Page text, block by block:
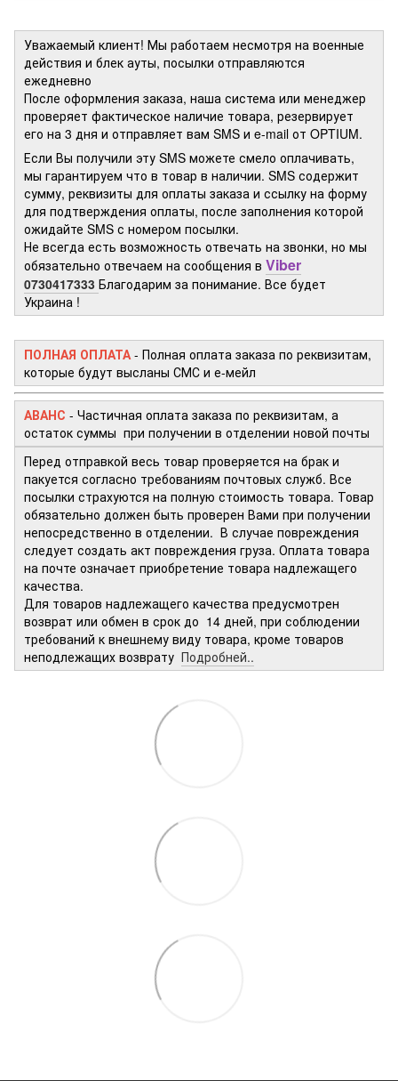
Уважаемый клиент! Мы работаем несмотря на военные
действия и блек ауты, посылки отправляются
ежедневно
После оформления заказа, наша система или менеджер
проверяет фактическое наличие товара, резервирует
его на 3 дня и отправляет вам SMS и e-mail от OPTIUM.
Если Вы получили эту SMS можете смело оплачивать,
мы гарантируем что в товар в наличии. SMS содержит
сумму, реквизиты для оплаты заказа и ссылку на форму
для подтверждения оплаты, после заполнения которой
ожидайте SMS с номером посылки.
Не всегда есть возможность отвечать на звонки, но мы
обязательно отвечаем на сообщения в Viber
0730417333 Благодарим за понимание. Все будет
Украина !
ПОЛНАЯ ОПЛАТА - Полная оплата заказа по реквизитам,
которые будут высланы СМС и е-мейл
АВАНС - Частичная оплата заказа по реквизитам, а
остаток суммы при получении в отделении новой почты
Перед отправкой весь товар проверяется на брак и
пакуется согласно требованиям почтовых служб. Все
посылки страхуются на полную стоимость товара. Товар
обязательно должен быть проверен Вами при получении
непосредственно в отделении. В случае повреждения
следует создать акт повреждения груза. Оплата товара
на почте означает приобретение товара надлежащего
качества.
Для товаров надлежащего качества предусмотрен
возврат или обмен в срок до 14 дней, при соблюдении
требований к внешнему виду товара, кроме товаров
неподлежащих возврату Подробней..